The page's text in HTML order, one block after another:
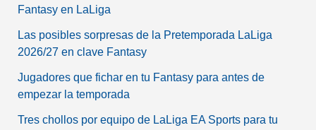
Fantasy en LaLiga
Las posibles sorpresas de la Pretemporada LaLiga
2026/27 en clave Fantasy
Jugadores que fichar en tu Fantasy para antes de
empezar la temporada
Tres chollos por equipo de LaLiga EA Sports para tu